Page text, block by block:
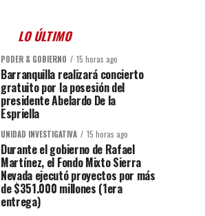
LO ÚLTIMO
PODER & GOBIERNO 15 horas ago
Barranquilla realizará concierto
gratuito por la posesión del
presidente Abelardo De la
Espriella
UNIDAD INVESTIGATIVA 15 horas ago
Durante el gobierno de Rafael
Martínez, el Fondo Mixto Sierra
Nevada ejecutó proyectos por más
de $351.000 millones (1era
entrega)